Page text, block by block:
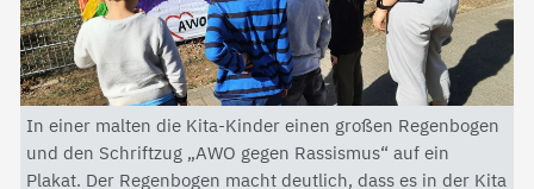
In einer malten die Kita-Kinder einen großen Regenbogen
und den Schriftzug „AWO gegen Rassismus“ auf ein
Plakat. Der Regenbogen macht deutlich, dass es in der Kita